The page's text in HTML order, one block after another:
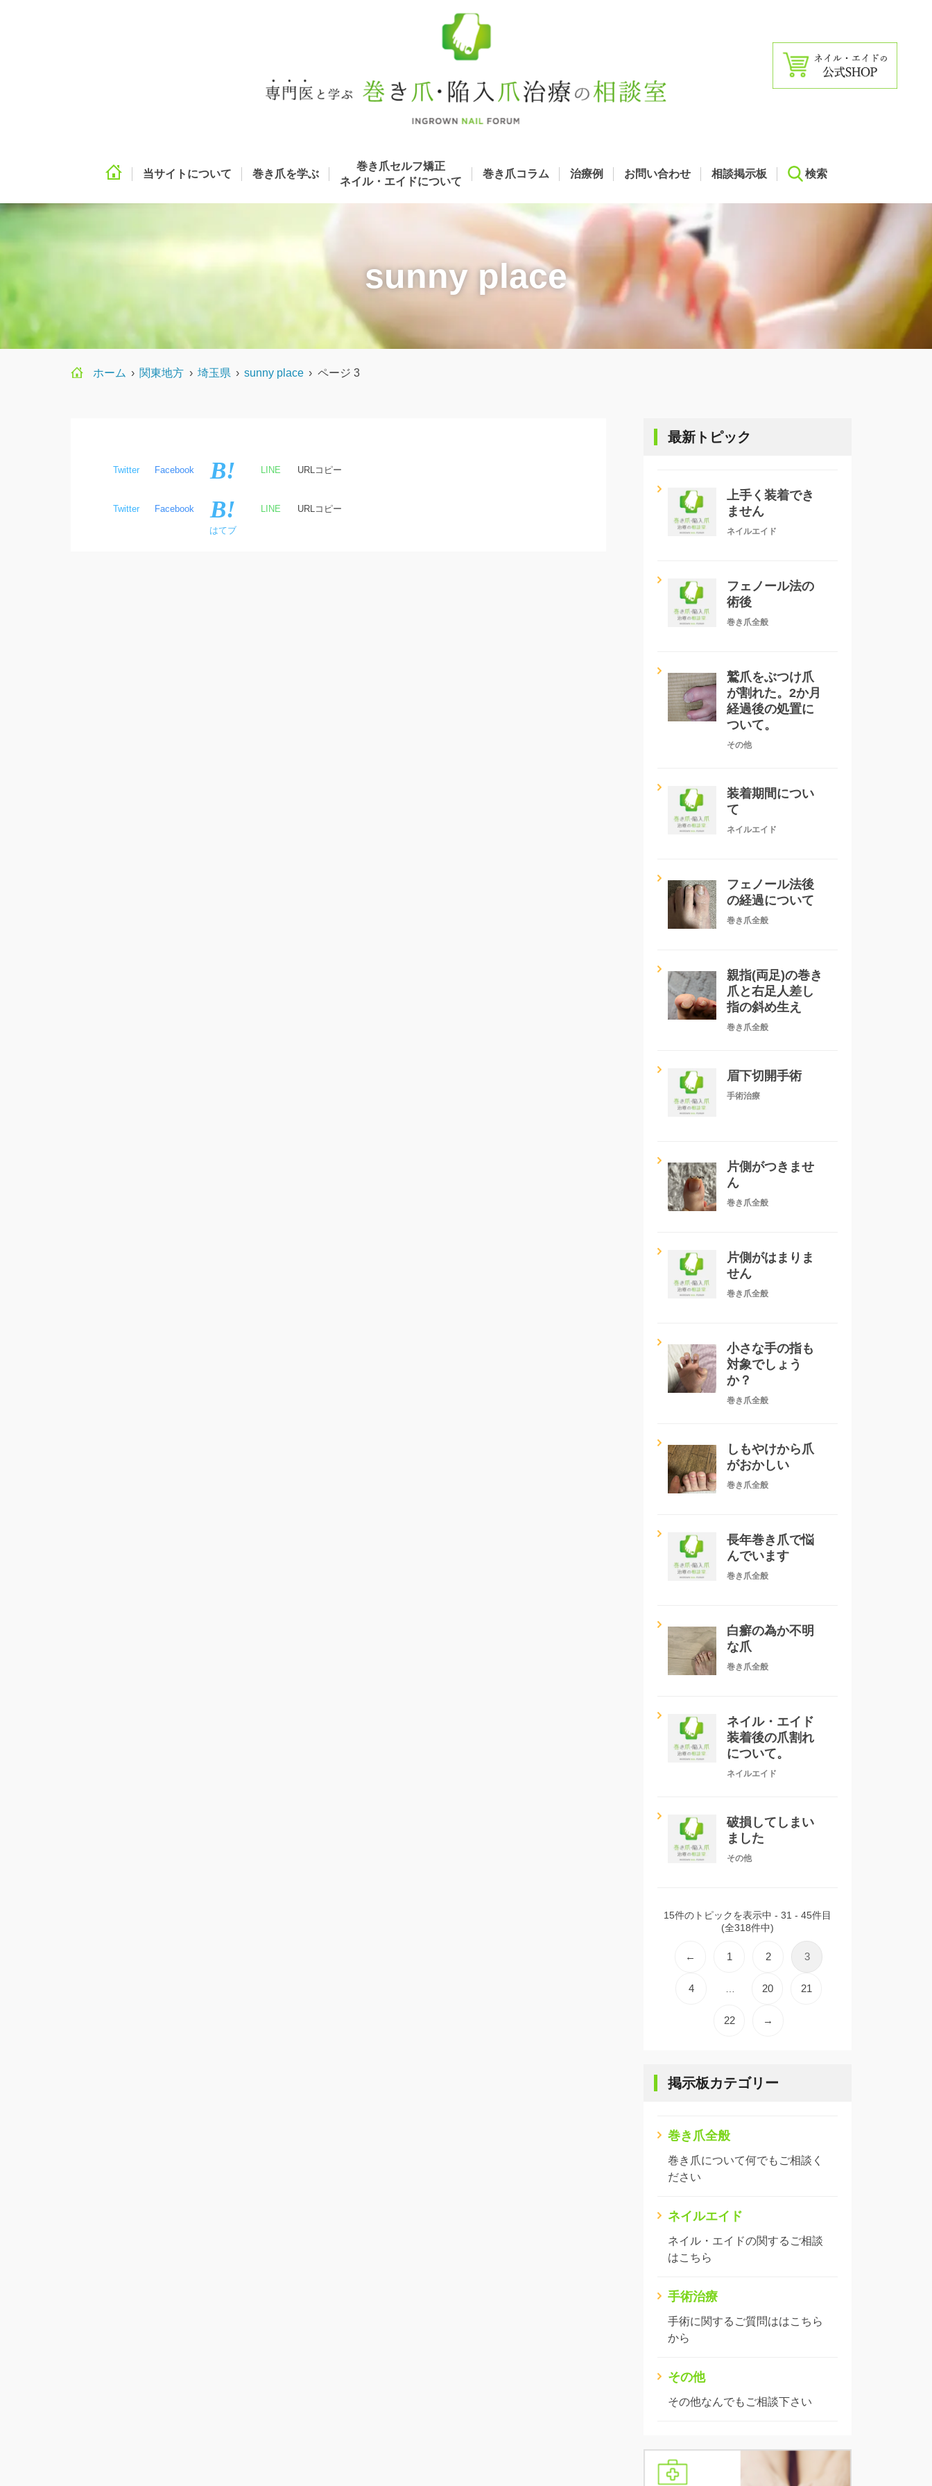
当サイトについて 巻き爪を学ぶ
巻き爪セルフ矯正
ネイル・エイドについて
巻き爪コラム 治療例 お問い合わせ 相談掲示板 検索
sunny place
ホーム › 関東地方 › 埼玉県 › sunny place › ページ 3
Twitter Facebook LINE URLコピー
Twitter Facebook
はてブ
LINE URLコピー
最新トピック
上手く装着でき
ません
ネイルエイド
フェノール法の
術後
巻き爪全般
鷲爪をぶつけ爪
が割れた。2か月
経過後の処置に
ついて。
その他
装着期間につい
て
ネイルエイド
フェノール法後
の経過について
巻き爪全般
親指(両足)の巻き
爪と右足人差し
指の斜め生え
巻き爪全般
眉下切開手術
手術治療
片側がつきませ
ん
巻き爪全般
片側がはまりま
せん
巻き爪全般
小さな手の指も
対象でしょう
か？
巻き爪全般
しもやけから爪
がおかしい
巻き爪全般
長年巻き爪で悩
んでいます
巻き爪全般
白癬の為か不明
な爪
巻き爪全般
ネイル・エイド
装着後の爪割れ
について。
ネイルエイド
破損してしまい
ました
その他
15件のトピックを表示中 - 31 - 45件目
(全318件中)
← 1 2 3
4 20 21
22 →
掲示板カテゴリー
巻き爪全般
巻き爪について何でもご相談く
ださい
ネイルエイド
ネイル・エイドの関するご相談
はこちら
手術治療
手術に関するご質問ははこちら
から
その他
その他なんでもご相談下さい